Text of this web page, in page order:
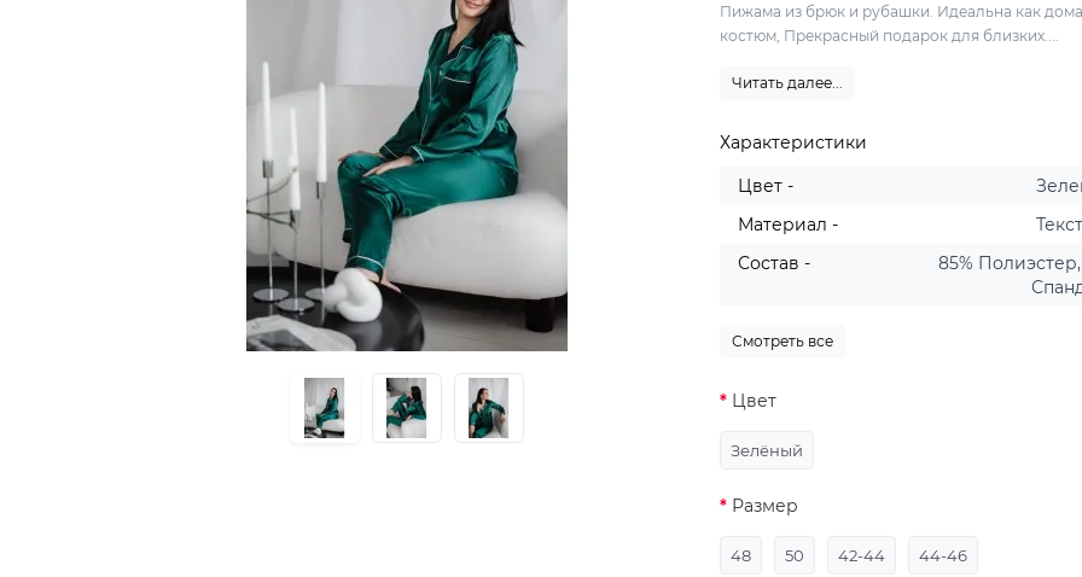
Пижама из брюк и рубашки. Идеальна как
костюм, Прекрасный подарок для близких....
Читать далее...
Характеристики
Цвет -
Материал -
Состав -
85% Полиэстер,
Смотреть все
Цвет
Зелёный
Размер
48 50 42-44 44-46